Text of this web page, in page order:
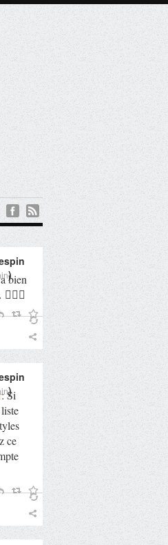
bien
)
: Si
ce
)